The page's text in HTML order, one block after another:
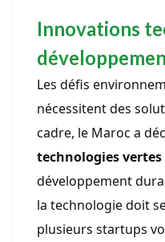
Innovations
Les défis
nécessitent des
cadre, le Maroc a
technologies vertes
développement
la technologie doit
plusieurs startups